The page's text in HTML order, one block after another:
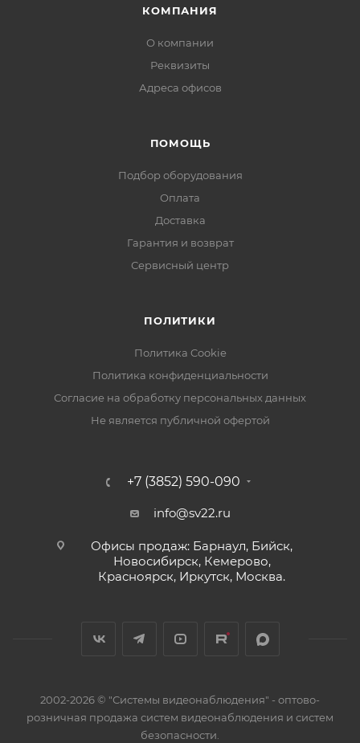
КОМПАНИЯ
О компании
Реквизиты
Адреса офисов
ПОМОЩЬ
Подбор оборудования
Оплата
Доставка
Гарантия и возврат
Сервисный центр
ПОЛИТИКИ
Политика Cookie
Политика конфиденциальности
Согласие на обработку персональных данных
Не является публичной офертой
+7 (3852) 590-090
info@sv22.ru
Офисы продаж: Барнаул, Бийск,
Новосибирск, Кемерово,
Красноярск, Иркутск, Москва.
2002-2026 © "Системы видеонаблюдения" - оптово-
розничная продажа систем видеонаблюдения и систем
безопасности.